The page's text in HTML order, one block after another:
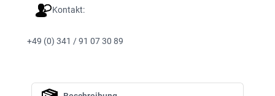
Kontakt:
+49 (0) 341 / 91 07 30 89